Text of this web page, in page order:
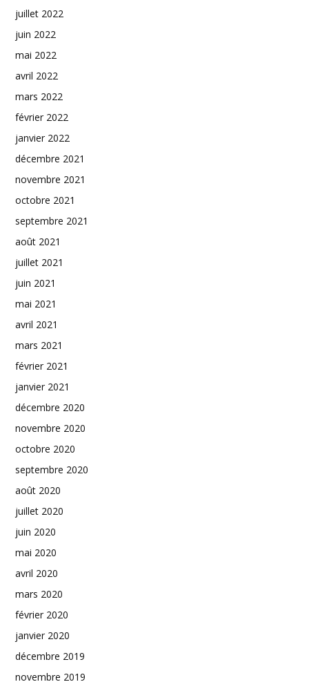
juillet 2022
juin 2022
mai 2022
avril 2022
mars 2022
février 2022
janvier 2022
décembre 2021
novembre 2021
octobre 2021
septembre 2021
août 2021
juillet 2021
juin 2021
mai 2021
avril 2021
mars 2021
février 2021
janvier 2021
décembre 2020
novembre 2020
octobre 2020
septembre 2020
août 2020
juillet 2020
juin 2020
mai 2020
avril 2020
mars 2020
février 2020
janvier 2020
décembre 2019
novembre 2019